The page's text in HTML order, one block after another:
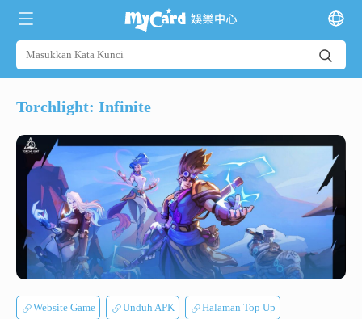
Torchlight: Infinite
Website Game Unduh APK Halaman Top Up